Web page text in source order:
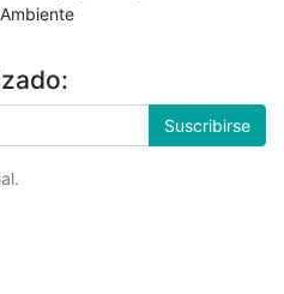
Suscribirse